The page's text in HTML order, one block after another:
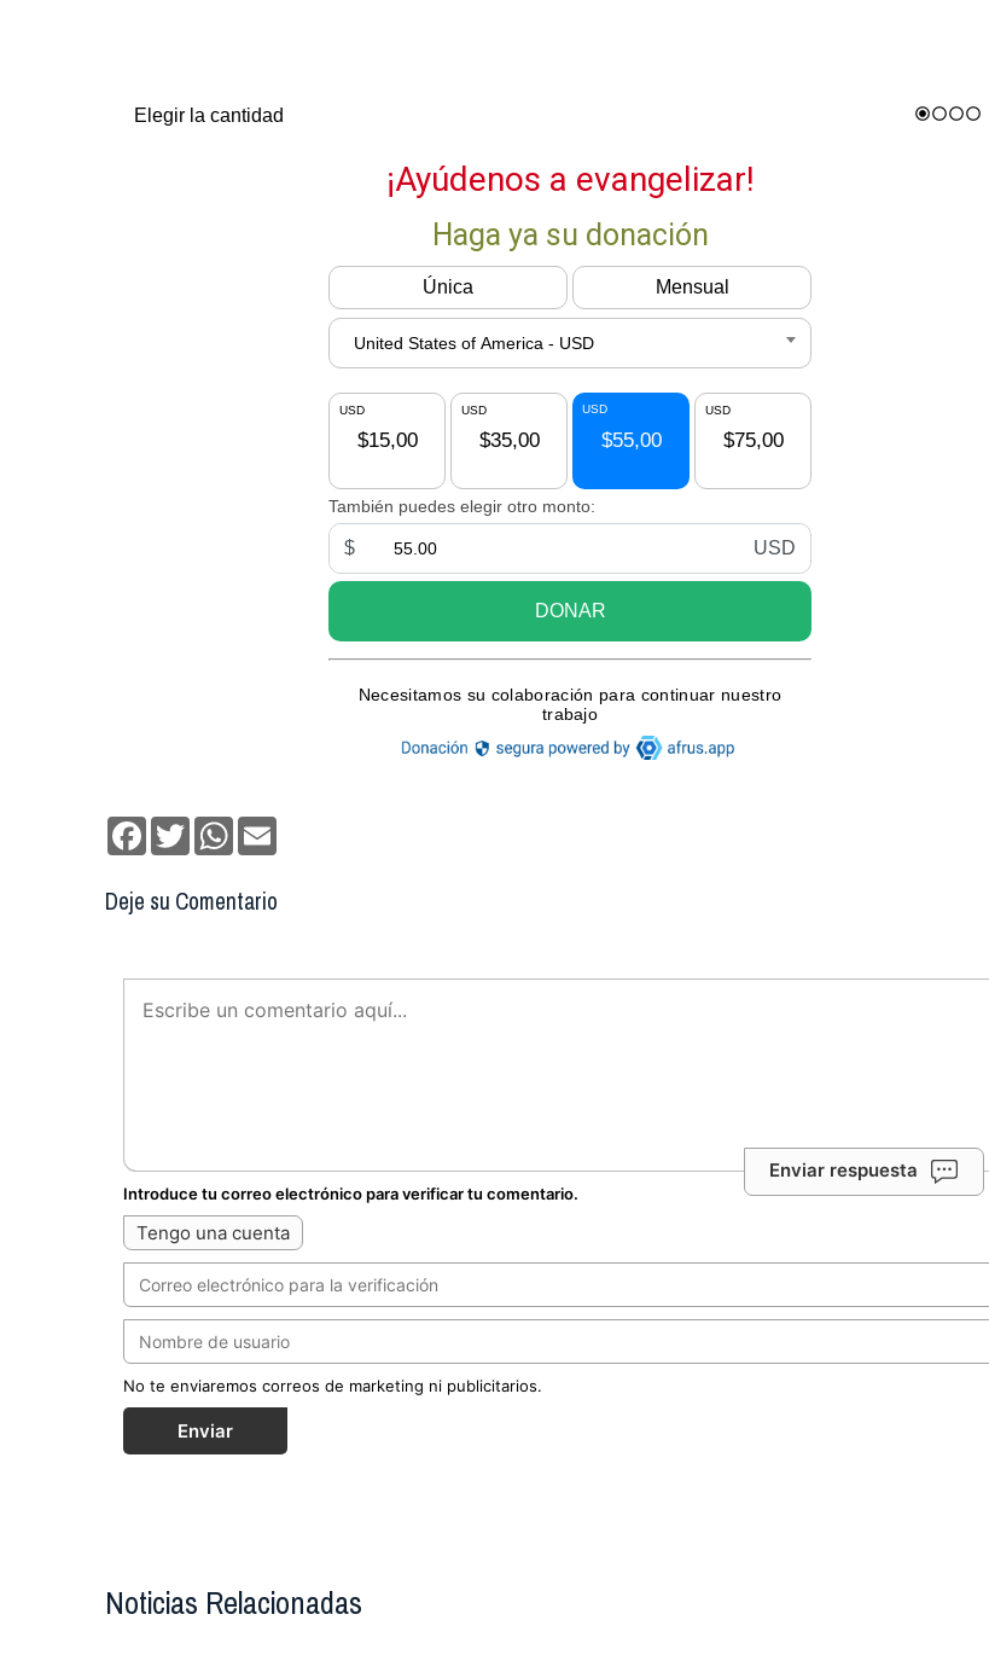
Facebook
TwitterWhatsApp
Deje su Comentario
Enviar respuesta
Introduce tu correo electrónico para verificar tu comentario.
Tengo una cuenta
No te enviaremos correos de marketing ni publicitarios.
Enviar
Noticias Relacionadas